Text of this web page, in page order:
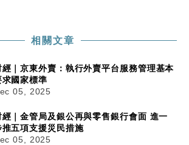
相關文章
經｜京東外賣：執行外賣平台服務管理基本
求國家標準
05, 2025
經｜金管局及銀公再與零售銀行會面 進一
推五項支援災民措施
05, 2025